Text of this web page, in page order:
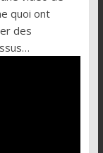
quoi ont
des